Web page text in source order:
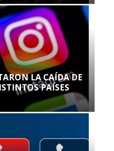
LA CAÍDA DE
PAÍSES